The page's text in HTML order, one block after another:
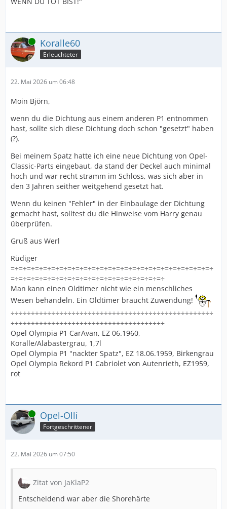
Online Koralle60
Erleuchteter
22. Mai 2026 um 06:48
Moin Björn,
wenn du die Dichtung aus einem anderen P1 entnommen
hast, sollte sich diese Dichtung doch schon "gesetzt" haben
(?).
Bei meinem Spatz hatte ich eine neue Dichtung von Opel-
Classic-Parts eingebaut, da stand der Deckel auch minimal
hoch und war recht stramm im Schloss, was sich aber in
den 3 Jahren seither weitgehend gesetzt hat.
Wenn du keinen "Fehler" in der Einbaulage der Dichtung
gemacht hast, solltest du die Hinweise vom Harry genau
überprüfen.
Gruß aus Werl
Rüdiger
=÷=÷=÷=÷=÷=÷=÷=÷=÷=÷=÷=÷=÷=÷=÷=÷=÷=÷=÷=÷=÷=÷=÷=÷=÷
=÷=÷=÷=÷=÷=÷=÷=÷=÷=÷=÷=÷=÷=÷=÷=÷=÷=÷=÷
Man kann einen Oldtimer nicht wie ein menschliches
Wesen behandeln. Ein Oldtimer braucht Zuwendung!
÷÷÷÷÷÷÷÷÷÷÷÷÷÷÷÷÷÷÷÷÷÷÷÷÷÷÷÷÷÷÷÷÷÷÷÷÷÷÷÷÷÷÷÷÷÷÷÷÷÷
÷÷÷÷÷÷÷÷÷÷÷÷÷÷÷÷÷÷÷÷÷÷÷÷÷÷÷÷÷÷÷÷÷÷÷÷÷÷
Opel Olympia P1 CarAvan, EZ 06.1960,
Koralle/Alabastergrau, 1,7l
Opel Olympia P1 "nackter Spatz", EZ 18.06.1959, Birkengrau
Opel Olympia Rekord P1 Cabriolet von Autenrieth, EZ1959,
rot
Online Opel-Olli
Fortgeschrittener
22. Mai 2026 um 07:50
Zitat von JaKlaP2
Entscheidend war aber die Shorehärte